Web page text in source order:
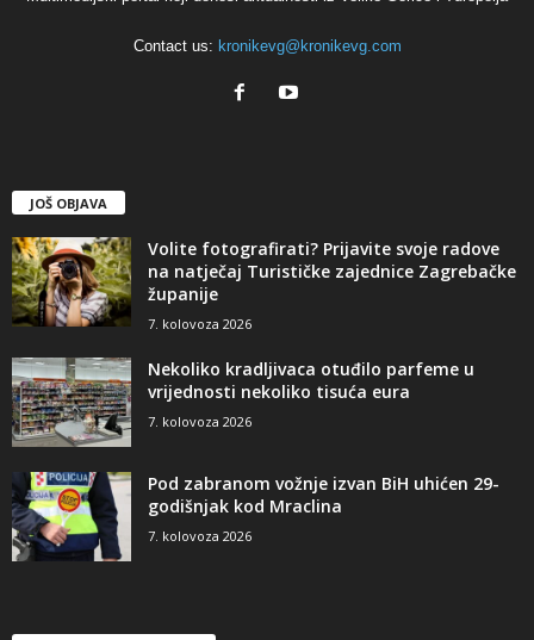
Contact us: kronikevg@kronikevg.com
JOŠ OBJAVA
Volite fotografirati? Prijavite svoje radove
na natječaj Turističke zajednice Zagrebačke
županije
7. kolovoza 2026
Nekoliko kradljivaca otuđilo parfeme u
vrijednosti nekoliko tisuća eura
7. kolovoza 2026
Pod zabranom vožnje izvan BiH uhićen 29-
godišnjak kod Mraclina
7. kolovoza 2026